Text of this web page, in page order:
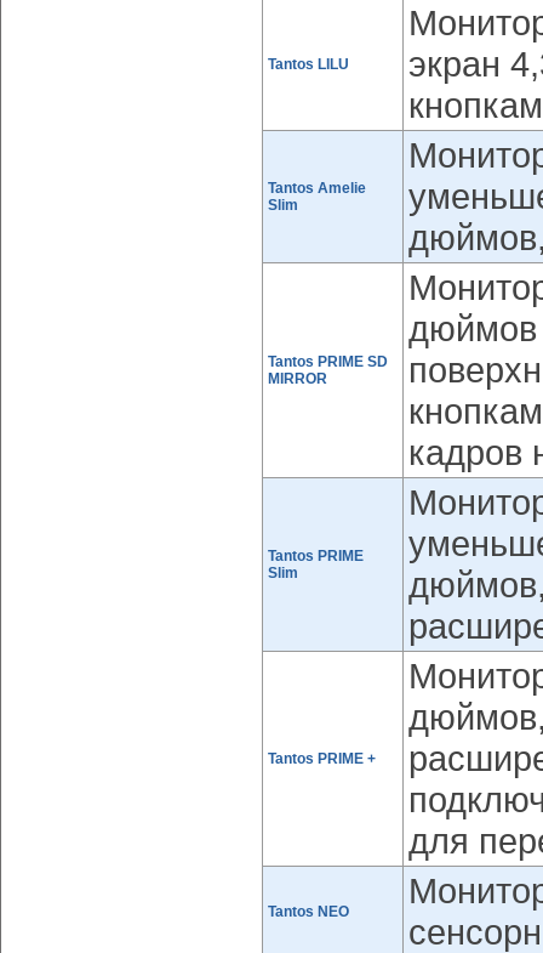
Tantos LILU
экран
Tantos Amelie
Slim
Tantos PRIME SD
MIRROR
дюймов
кадров
Tantos PRIME
Slim
Tantos PRIME +
для
Tantos NEO